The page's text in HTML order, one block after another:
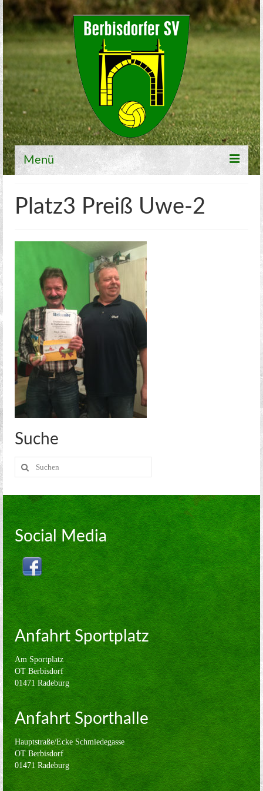
Menü
Fußball
1. Mannschaft
Kreisoberliga Meißen
2. Mannschaft
2. Stadtklasse Dresden
Alte Herren
Jugend
Aerobic
Kegel Clubs
Kegel Clubs im Detail
Meisterschaft
Volleyball
Verein
Sponsoren
Kontakt
Impressum
Platz3 Preiß Uwe-2
Suche
Suche
nach:
Social Media
Anfahrt Sportplatz
Am Sportplatz
OT Berbisdorf
01471 Radeburg
Anfahrt Sporthalle
Hauptstraße/Ecke Schmiedegasse
OT Berbisdorf
01471 Radeburg